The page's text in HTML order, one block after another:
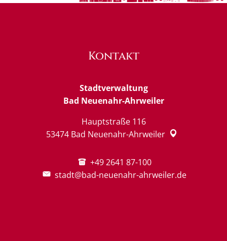
Kontakt
Stadtverwaltung
Bad Neuenahr-Ahrweiler
Hauptstraße 116
53474 Bad Neuenahr-Ahrweiler
+49 2641 87-100
stadt@bad-neuenahr-ahrweiler.de